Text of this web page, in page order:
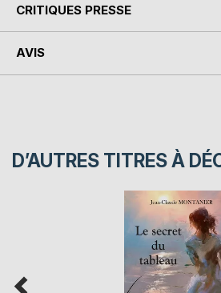
CRITIQUES PRESSE
AVIS
D’AUTRES TITRES À